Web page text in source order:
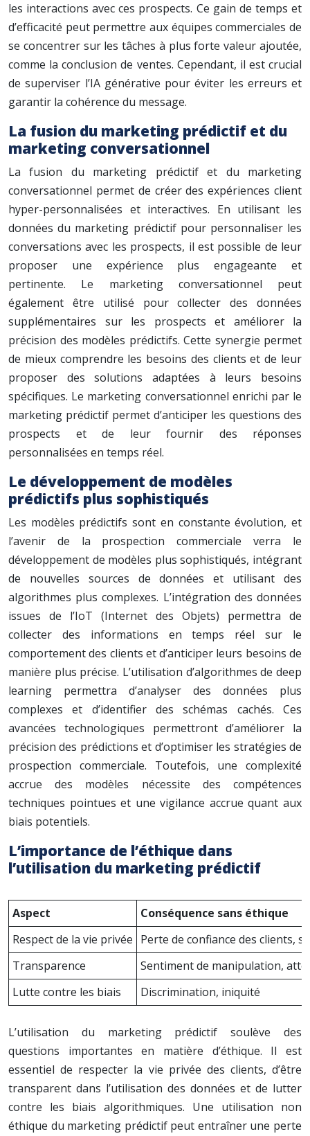
les interactions avec ces prospects. Ce gain de temps et
d’efficacité peut permettre aux équipes commerciales de
se concentrer sur les tâches à plus forte valeur ajoutée,
comme la conclusion de ventes. Cependant, il est crucial
de superviser l’IA générative pour éviter les erreurs et
garantir la cohérence du message.
La fusion du marketing prédictif et du
marketing conversationnel
La fusion du marketing prédictif et du marketing
conversationnel permet de créer des expériences client
hyper-personnalisées et interactives. En utilisant les
données du marketing prédictif pour personnaliser les
conversations avec les prospects, il est possible de leur
proposer une expérience plus engageante et
pertinente. Le marketing conversationnel peut
également être utilisé pour collecter des données
supplémentaires sur les prospects et améliorer la
précision des modèles prédictifs. Cette synergie permet
de mieux comprendre les besoins des clients et de leur
proposer des solutions adaptées à leurs besoins
spécifiques. Le marketing conversationnel enrichi par le
marketing prédictif permet d’anticiper les questions des
prospects et de leur fournir des réponses
personnalisées en temps réel.
Le développement de modèles
prédictifs plus sophistiqués
Les modèles prédictifs sont en constante évolution, et
l’avenir de la prospection commerciale verra le
développement de modèles plus sophistiqués, intégrant
de nouvelles sources de données et utilisant des
algorithmes plus complexes. L’intégration des données
issues de l’IoT (Internet des Objets) permettra de
collecter des informations en temps réel sur le
comportement des clients et d’anticiper leurs besoins de
manière plus précise. L’utilisation d’algorithmes de deep
learning permettra d’analyser des données plus
complexes et d’identifier des schémas cachés. Ces
avancées technologiques permettront d’améliorer la
précision des prédictions et d’optimiser les stratégies de
prospection commerciale. Toutefois, une complexité
accrue des modèles nécessite des compétences
techniques pointues et une vigilance accrue quant aux
biais potentiels.
L’importance de l’éthique dans
l’utilisation du marketing prédictif
Aspect
Conséquence sans éthique
Respect de la vie privée Perte de confiance des clients,
Transparence
Sentiment de manipulation,
Lutte contre les biais
Discrimination, iniquité
L’utilisation du marketing prédictif soulève des
questions importantes en matière d’éthique. Il est
essentiel de respecter la vie privée des clients, d’être
transparent dans l’utilisation des données et de lutter
contre les biais algorithmiques. Une utilisation non
éthique du marketing prédictif peut entraîner une perte